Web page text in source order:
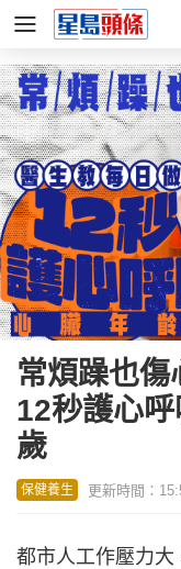
常煩躁也傷
12秒護心
歲
保健養生 更新時間：
都市人工作壓力大